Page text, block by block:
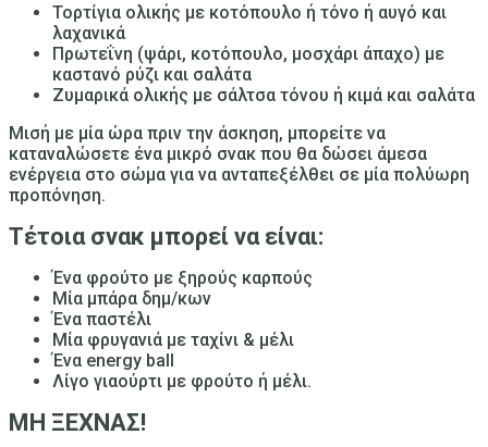
Τορτίγια ολικής με κοτόπουλο ή τόνο ή αυγό και
λαχανικά
Πρωτεΐνη (ψάρι, κοτόπουλο, μοσχάρι άπαχο) με
καστανό ρύζι και σαλάτα
Ζυμαρικά ολικής με σάλτσα τόνου ή κιμά και σαλάτα
Μισή με μία ώρα πριν την άσκηση, μπορείτε να
καταναλώσετε ένα μικρό σνακ που θα δώσει άμεσα
ενέργεια στο σώμα για να ανταπεξέλθει σε μία πολύωρη
προπόνηση.
Τέτοια σνακ μπορεί να είναι:
Ένα φρούτο με ξηρούς καρπούς
Μία μπάρα δημ/κων
Ένα παστέλι
Μία φρυγανιά με ταχίνι & μέλι
Ένα energy ball
Λίγο γιαούρτι με φρούτο ή μέλι.
ΜΗ ΞΕΧΝΑΣ!